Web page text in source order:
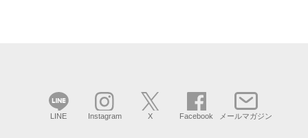
LINE Instagram X Facebook メールマガジン